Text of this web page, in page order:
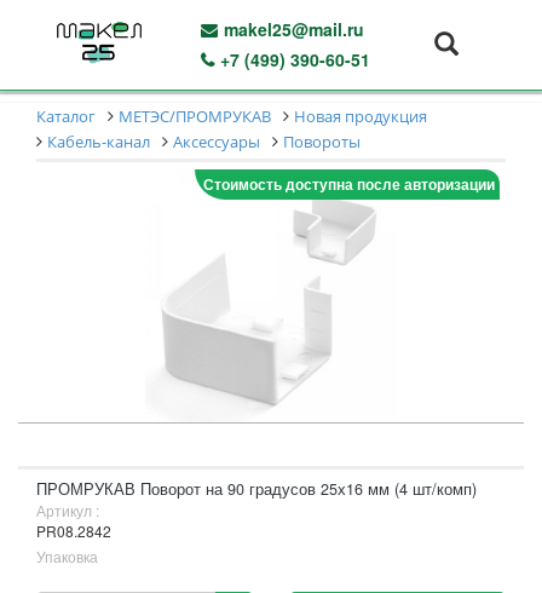
makel25@mail.ru
+7 (499) 390-60-51
Каталог МЕТЭС/ПРОМРУКАВ
Новая продукция
Кабель-канал
Аксессуары
Повороты
Стоимость доступна после авторизации
ПРОМРУКАВ Поворот на 90 градусов 25х16 мм (4 шт/комп)
Артикул :
PR08.2842
Упаковка